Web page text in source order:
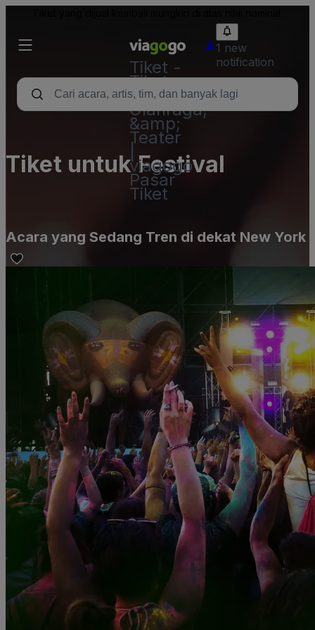
Tiket -
Tiket
Konser,
Olahraga,
&amp;
Teater
viagogo
Pasar
Tiket
1 new
notification
Tiket untuk Festival
Acara yang Sedang Tren di dekat New York